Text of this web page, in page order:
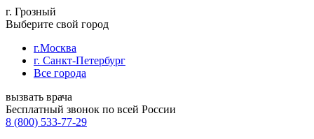
г. Грозный
Выберите свой город
г.Москва
г. Санкт-Петербург
Все города
вызвать врача
Бесплатный звонок по всей России
8 (800) 533-77-29